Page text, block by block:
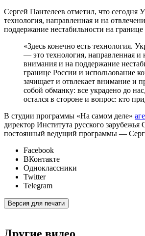
Сергей Пантелеев отметил, что сегодня
технология, направленная и на
поддержание нестабильности на
«Здесь конечно есть технология.
— это технология, направленная и
внимания и на поддержание
границе России и использование
зачищает и отвлекает внимание и
собой обманку: все украдено до
остался в стороне и вопрос: кто
В студии программы «На самом деле»
директор Института русского зарубежья
постоянный ведущий программы —
Facebook
ВКонтакте
Одноклассники
Twitter
Telegram
Версия для печати